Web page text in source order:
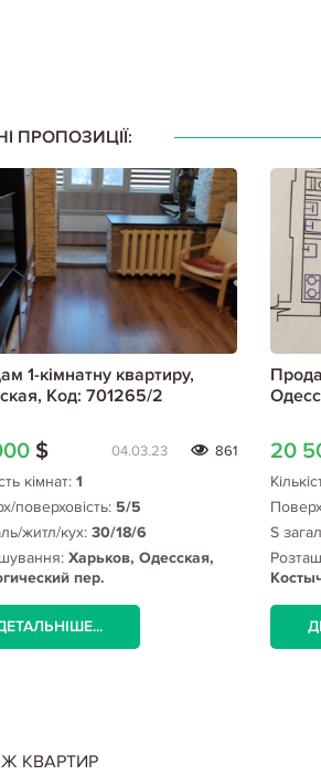
ПРОПОЗИЦІЇ:
1-кімнатну квартиру,
Код: 701265/2
$ 04.03.23 861
кімнат: 1
поверховість: 5/5
житл/кух: 30/18/6
Харьков, Одесская,
пер.
20
S
КВАРТИР